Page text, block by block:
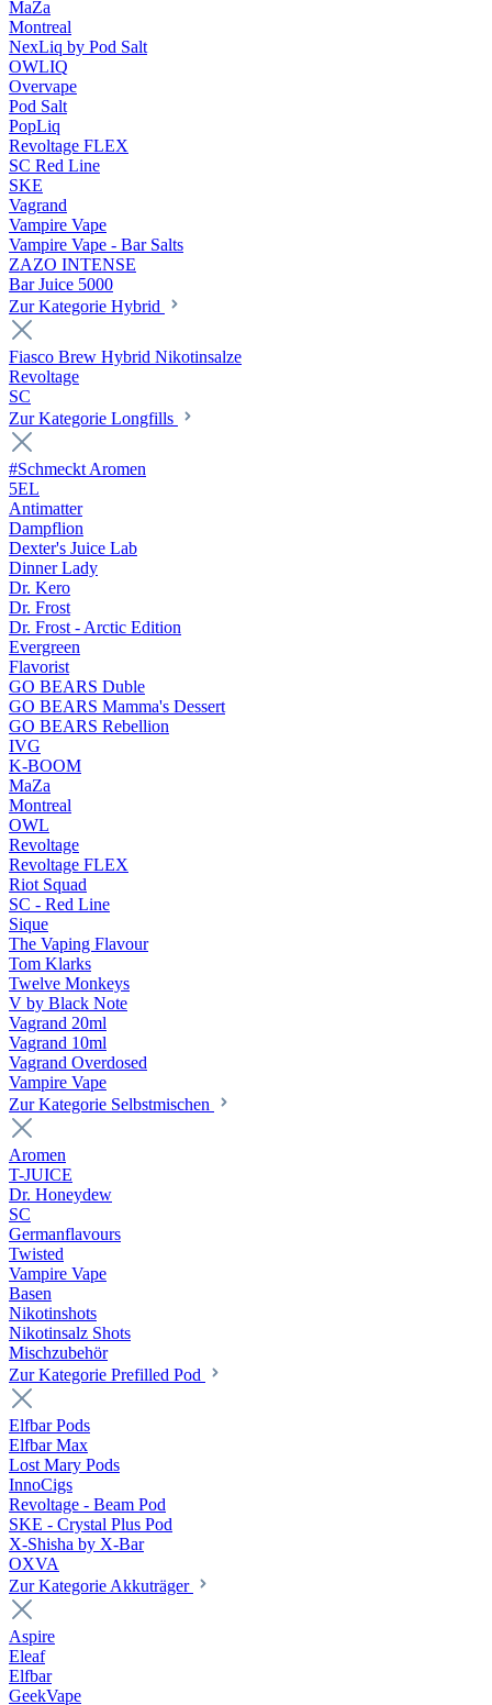
MaZa
Montreal
NexLiq by Pod Salt
OWLIQ
Overvape
Pod Salt
PopLiq
Revoltage FLEX
SC Red Line
SKE
Vagrand
Vampire Vape
Vampire Vape - Bar Salts
ZAZO INTENSE
Bar Juice 5000
Zur Kategorie Hybrid
Fiasco Brew Hybrid Nikotinsalze
Revoltage
SC
Zur Kategorie Longfills
#Schmeckt Aromen
5EL
Antimatter
Dampflion
Dexter's Juice Lab
Dinner Lady
Dr. Kero
Dr. Frost
Dr. Frost - Arctic Edition
Evergreen
Flavorist
GO BEARS Duble
GO BEARS Mamma's Dessert
GO BEARS Rebellion
IVG
K-BOOM
MaZa
Montreal
OWL
Revoltage
Revoltage FLEX
Riot Squad
SC - Red Line
Sique
The Vaping Flavour
Tom Klarks
Twelve Monkeys
V by Black Note
Vagrand 20ml
Vagrand 10ml
Vagrand Overdosed
Vampire Vape
Zur Kategorie Selbstmischen
Aromen
T-JUICE
Dr. Honeydew
SC
Germanflavours
Twisted
Vampire Vape
Basen
Nikotinshots
Nikotinsalz Shots
Mischzubehör
Zur Kategorie Prefilled Pod
Elfbar Pods
Elfbar Max
Lost Mary Pods
InnoCigs
Revoltage - Beam Pod
SKE - Crystal Plus Pod
X-Shisha by X-Bar
OXVA
Zur Kategorie Akkuträger
Aspire
Eleaf
Elfbar
GeekVape